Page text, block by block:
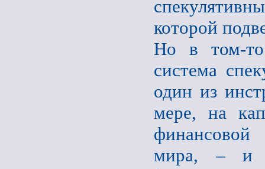
которой
Но в том-то
система
один из
мере, на
финансовой
мира, – и